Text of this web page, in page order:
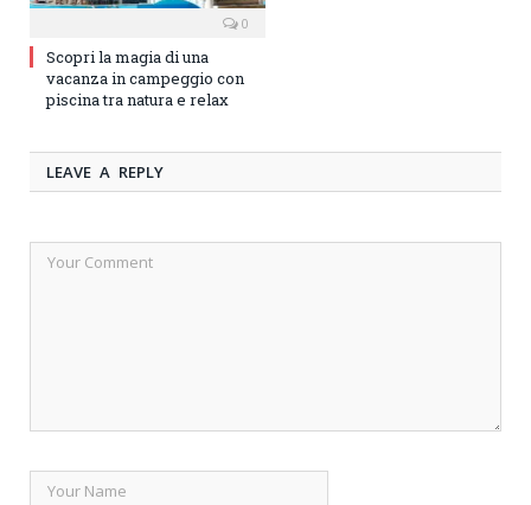
0
Scopri la magia di una
vacanza in campeggio con
piscina tra natura e relax
LEAVE A REPLY